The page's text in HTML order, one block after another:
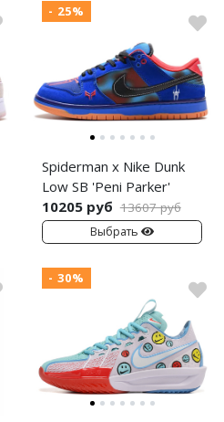
- 25%
Spiderman x Nike Dunk
Low SB 'Peni Parker'
10205 руб 13607 руб
Выбрать
- 30%